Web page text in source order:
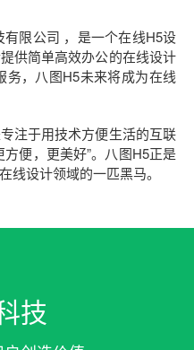
限公司 ，是一个在线H5设
供简单高效办公的在线设计
务，八图H5未来将成为在线
注于用技术方便生活的互联
便，更美好”。八图H5正是
线设计领域的一匹黑马。
技